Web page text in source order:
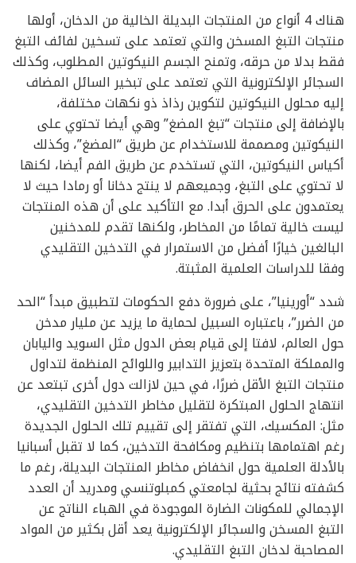
هناك 4 أنواع من المنتجات البديلة الخالية من الدخان، أولها
منتجات التبغ المسخن والتي تعتمد على تسخين لفائف التبغ
فقط بدلا من حرقه، وتمنح الجسم النيكوتين المطلوب، وكذلك
السجائر الإلكترونية التي تعتمد على تبخير السائل المضاف
إليه محلول النيكوتين لتكوين رذاذ ذو نكهات مختلفة،
بالإضافة إلى منتجات “تبغ المضغ” وهي أيضا تحتوي على
النيكوتين ومصممة للاستخدام عن طريق “المضغ”، وكذلك
أكياس النيكوتين، التي تستخدم عن طريق الفم أيضا، لكنها
لا تحتوي على التبغ، وجميعهم لا ينتج دخانا أو رمادا حيث لا
يعتمدون على الحرق أبدا. مع التأكيد على أن هذه المنتجات
ليست خالية تمامًا من المخاطر، ولكنها تقدم للمدخنين
البالغين خيارًا أفضل من الاستمرار في التدخين التقليدي
وفقا للدراسات العلمية المثبتة.
شدد “أورينيا”، على ضرورة دفع الحكومات لتطبيق مبدأ “الحد
من الضرر”، باعتباره السبيل لحماية ما يزيد عن مليار مدخن
حول العالم، لافتا إلى قيام بعض الدول مثل السويد واليابان
والمملكة المتحدة بتعزيز التدابير واللوائح المنظمة لتداول
منتجات التبغ الأقل ضررًا، في حين لازالت دول أخرى تبتعد عن
انتهاج الحلول المبتكرة لتقليل مخاطر التدخين التقليدي،
مثل: المكسيك، التي تفتقر إلى تقييم تلك الحلول الجديدة
رغم اهتمامها بتنظيم ومكافحة التدخين، كما لا تقبل أسبانيا
بالأدلة العلمية حول انخفاض مخاطر المنتجات البديلة، رغم ما
كشفته نتائج بحثية لجامعتي كمبلوتنسي ومدريد أن العدد
الإجمالي للمكونات الضارة الموجودة في الهباء الناتج عن
التبغ المسخن والسجائر الإلكترونية يعد أقل بكثير من المواد
المصاحبة لدخان التبغ التقليدي.